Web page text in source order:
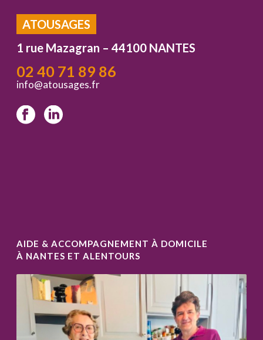
ATOUSAGES
1 rue Mazagran – 44100 NANTES
02 40 71 89 86
info@atousages.fr
AIDE & ACCOMPAGNEMENT À DOMICILE
À NANTES ET ALENTOURS